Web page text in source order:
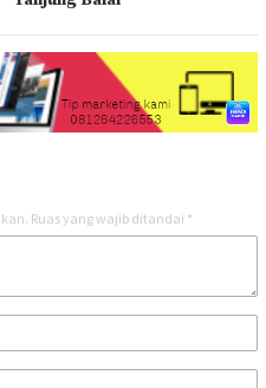
Ruas yang wajib ditandai *